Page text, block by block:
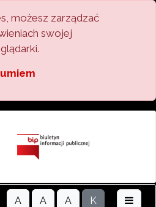
możesz zarządzać
swojej
A A A K